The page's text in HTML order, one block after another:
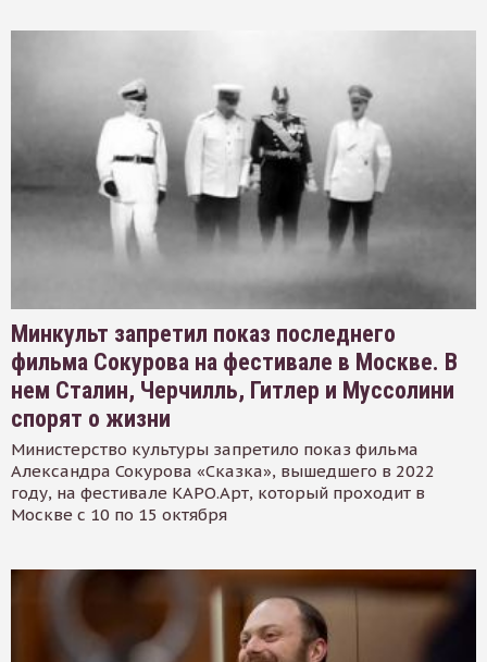
Минкульт запретил показ последнего
фильма Сокурова на фестивале в Москве. В
нем Сталин, Черчилль, Гитлер и Муссолини
спорят о жизни
Министерство культуры запретило показ фильма
Александра Сокурова «Сказка», вышедшего в 2022
году, на фестивале КАРО.Арт, который проходит в
Москве с 10 по 15 октября